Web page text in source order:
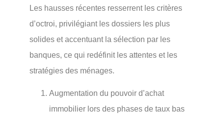
Les hausses récentes resserrent les critères
d’octroi, privilégiant les dossiers les plus
solides et accentuant la sélection par les
banques, ce qui redéfinit les attentes et les
stratégies des ménages.
Augmentation du pouvoir d’achat
immobilier lors des phases de taux bas